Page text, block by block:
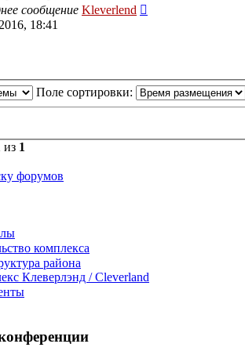
сообщение Kleverlend
18:41
Поле сортировки:
из 1
форумов
комплекса
района
Клеверлэнд / Cleverland